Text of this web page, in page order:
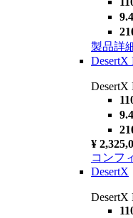
製品詳
DesertX
DesertX
¥
コンフ
DesertX
DesertX